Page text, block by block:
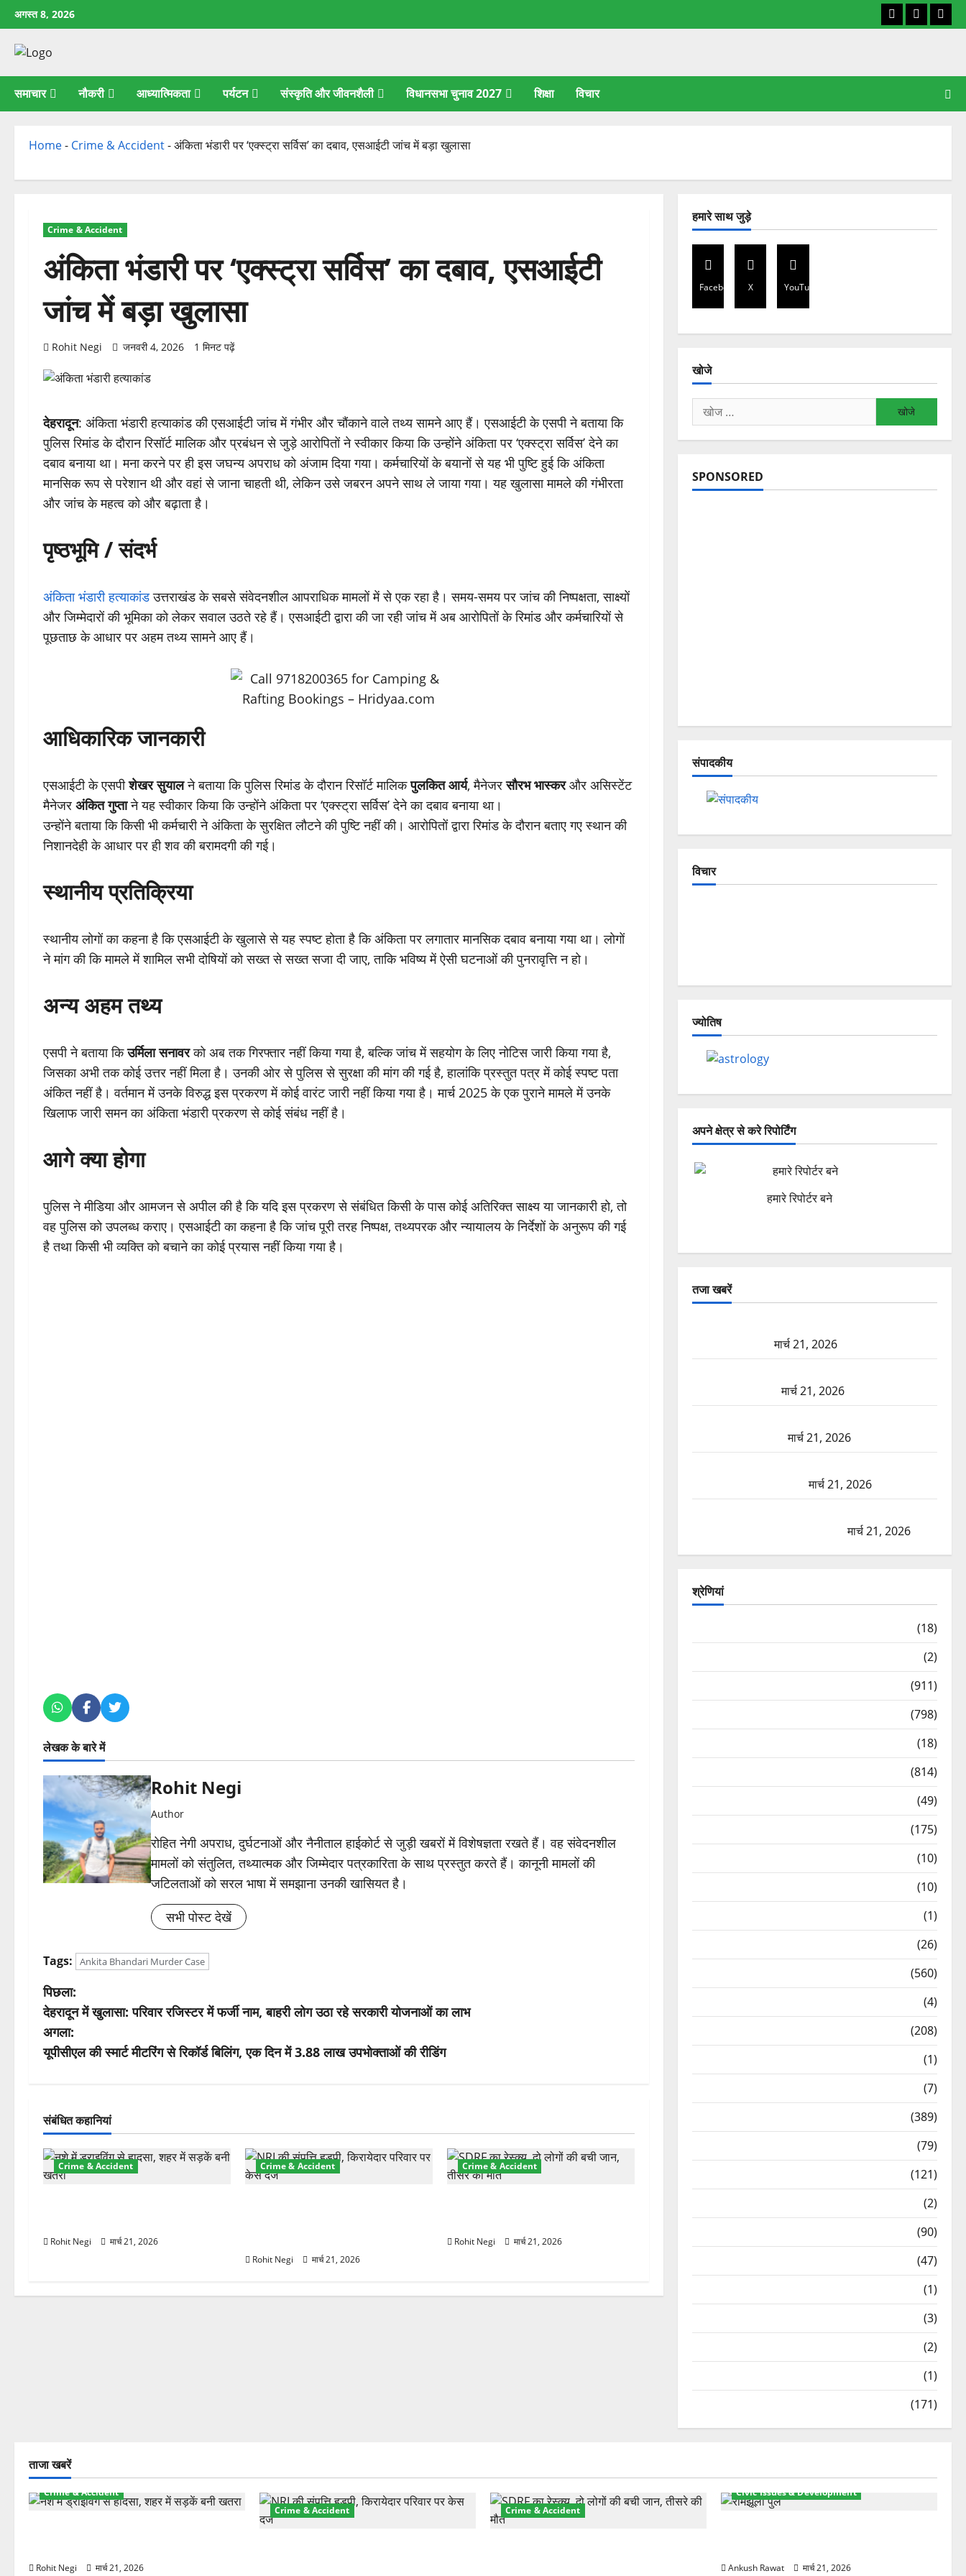
छोड़कर
सामग्री
अगस्त 8, 2026 Facebook
X
समाचार नौकरी आध्यात्मिकता पर्यटन संस्कृति और जीवनशैली विधानसभा चुनाव 2027 शिक्षा विचार
Home- Crime & Accident-अंकिता भंडारी पर ‘एक्स्ट्रा सर्विस’ का दबाव, एसआईटी जांच में बड़ा खुलासा
Crime & Accident
अंकिता भंडारी पर ‘एक्स्ट्रा सर्विस’ का दबाव, एसआईटी
जांच में बड़ा खुलासा
Rohit Negi जनवरी 4, 2026 1 मिनट पढ़ें
देहरादून: अंकिता भंडारी हत्याकांड की एसआईटी जांच में गंभीर और चौंकाने वाले तथ्य सामने आए हैं। एसआईटी के एसपी ने बताया कि
पुलिस रिमांड के दौरान रिसॉर्ट मालिक और प्रबंधन से जुड़े आरोपितों ने स्वीकार किया कि उन्होंने अंकिता पर ‘एक्स्ट्रा सर्विस’ देने का
दबाव बनाया था। मना करने पर ही इस जघन्य अपराध को अंजाम दिया गया। कर्मचारियों के बयानों से यह भी पुष्टि हुई कि अंकिता
मानसिक रूप से परेशान थी और वहां से जाना चाहती थी, लेकिन उसे जबरन अपने साथ ले जाया गया। यह खुलासा मामले की गंभीरता
और जांच के महत्व को और बढ़ाता है।
पृष्ठभूमि / संदर्भ
अंकिता भंडारी हत्याकांडउत्तराखंड के सबसे संवेदनशील आपराधिक मामलों में से एक रहा है। समय-समय पर जांच की निष्पक्षता, साक्ष्यों
और जिम्मेदारों की भूमिका को लेकर सवाल उठते रहे हैं। एसआईटी द्वारा की जा रही जांच में अब आरोपितों के रिमांड और कर्मचारियों से
पूछताछ के आधार पर अहम तथ्य सामने आए हैं।
आधिकारिक जानकारी
एसआईटी के एसपीशेखर सुयालने बताया कि पुलिस रिमांड के दौरान रिसॉर्ट मालिकपुलकित आर्य, मैनेजरसौरभ भास्करऔर असिस्टेंट
मैनेजर अंकित गुप्ताने यह स्वीकार किया कि उन्होंने अंकिता पर ‘एक्स्ट्रा सर्विस’ देने का दबाव बनाया था।
उन्होंने बताया कि किसी भी कर्मचारी ने अंकिता के सुरक्षित लौटने की पुष्टि नहीं की। आरोपितों द्वारा रिमांड के दौरान बताए गए स्थान की
निशानदेही के आधार पर ही शव की बरामदगी की गई।
स्थानीय प्रतिक्रिया
स्थानीय लोगों का कहना है कि एसआईटी के खुलासे से यह स्पष्ट होता है कि अंकिता पर लगातार मानसिक दबाव बनाया गया था। लोगों
ने मांग की कि मामले में शामिल सभी दोषियों को सख्त से सख्त सजा दी जाए, ताकि भविष्य में ऐसी घटनाओं की पुनरावृत्ति न हो।
अन्य अहम तथ्य
एसपी ने बताया किउर्मिला सनावरको अब तक गिरफ्तार नहीं किया गया है, बल्कि जांच में सहयोग के लिए नोटिस जारी किया गया है,
जिसका अभी तक कोई उत्तर नहीं मिला है। उनकी ओर से पुलिस से सुरक्षा की मांग की गई है, हालांकि प्रस्तुत पत्र में कोई स्पष्ट पता
अंकित नहीं है। वर्तमान में उनके विरुद्ध इस प्रकरण में कोई वारंट जारी नहीं किया गया है। मार्च 2025 के एक पुराने मामले में उनके
खिलाफ जारी समन का अंकिता भंडारी प्रकरण से कोई संबंध नहीं है।
आगे क्या होगा
पुलिस ने मीडिया और आमजन से अपील की है कि यदि इस प्रकरण से संबंधित किसी के पास कोई अतिरिक्त साक्ष्य या जानकारी हो, तो
वह पुलिस को उपलब्ध कराए। एसआईटी का कहना है कि जांच पूरी तरह निष्पक्ष, तथ्यपरक और न्यायालय के निर्देशों के अनुरूप की गई
है तथा किसी भी व्यक्ति को बचाने का कोई प्रयास नहीं किया गया है।
लेखक के बारे में
Rohit Negi
Author
रोहित नेगी अपराध, दुर्घटनाओं और नैनीताल हाईकोर्ट से जुड़ी खबरों में विशेषज्ञता रखते हैं। वह संवेदनशील
मामलों को संतुलित, तथ्यात्मक और जिम्मेदार पत्रकारिता के साथ प्रस्तुत करते हैं। कानूनी मामलों की
जटिलताओं को सरल भाषा में समझाना उनकी खासियत है।
सभी पोस्ट देखें
Tags: Ankita Bhandari Murder Case
पो
स्ट
ने
गे
श
न
पिछला:
देहरादून में खुलासा: परिवार रजिस्टर में फर्जी नाम, बाहरी लोग उठा रहे सरकारी योजनाओं का लाभ
अगला:
यूपीसीएल की स्मार्ट मीटरिंग से रिकॉर्ड बिलिंग, एक दिन में 3.88 लाख उपभोक्ताओं की रीडिंग
संबंधित कहानियां
Crime & Accident
Rohit Negi मार्च 21, 2026
Crime & Accident
Rohit Negi मार्च 21, 2026
Crime & Accident
Rohit Negi मार्च 21, 2026
हमारे साथ जुड़े
Facebook X YouTube
खोजे
निम्न
को
खोजें:
SPONSORED
संपादकीय
विचार
ज्योतिष
अपने क्षेत्र से करे रिपोर्टिंग
हमारे रिपोर्टर बने
तजा खबरें
मार्च 21, 2026
मार्च 21, 2026
मार्च 21, 2026
मार्च 21, 2026
मार्च 21, 2026
श्रेणियां
(18)
(2)
(911)
(798)
(18)
(814)
(49)
(175)
(10)
(10)
(1)
(26)
(560)
(4)
(208)
(1)
(7)
(389)
(79)
(121)
(2)
(90)
(47)
(1)
(3)
(2)
(1)
(171)
ताजा खबरें
Crime & Accident
Rohit Negi मार्च 21, 2026
Crime & Accident Crime & Accident
Civic Issues & Development
Ankush Rawat मार्च 21, 2026